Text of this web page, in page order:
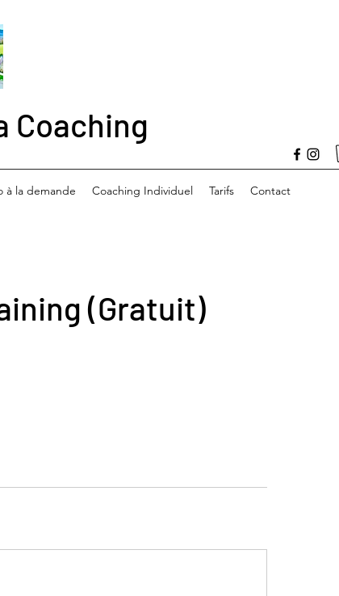
Coaching
à la demande Coaching Individuel Tarifs Contact
(Gratuit)